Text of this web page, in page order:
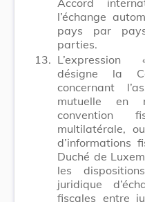
l’échange
pays par
parties.
13. L’expression
désigne la
concernant
mutuelle en
convention
multilatérale,
d’informations
Duché de
les
juridique
fiscales entre